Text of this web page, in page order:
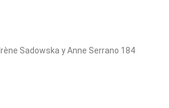
Sadowska y Anne Serrano 184